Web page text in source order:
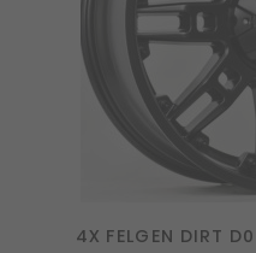
4X FELGEN DIRT